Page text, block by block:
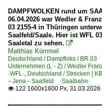
Dieseltriebzüge | 95
0 612 BR 612
0 628 BR 628 · 928
0 642 BR 642
0 650 BR 650
DAMPFWOLKEN rund um
06.04.2026 war Wedler &
03 2155-4 in Thüringen
Saalfeld/Saale. Hier ist WFL
Saaletal zu sehen. 
Matthias Kümmel
Deutschland / Dampfloks / BR 03
Unternehmen (L - Z) / Wedler
·WFL·, Deutschland / Strecken |
– Jena – Saalfeld ·Saalbahn·
 122 1600x1600 Px, 31.03.2026